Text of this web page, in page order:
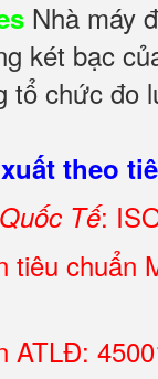
Nhà máy
két bạc
tổ chức
theo
Tế:
tiêu chuẩn